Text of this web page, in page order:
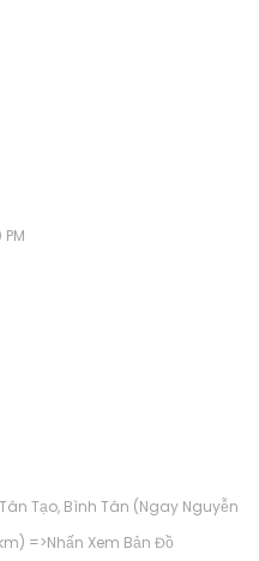
Tạo, Bình Tân (Ngay Nguyễn
=>Nhấn Xem Bản Đồ